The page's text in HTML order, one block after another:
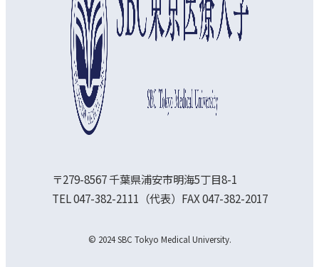
〒279-8567 千葉県浦安市明海5丁目8-1
TEL 047-382-2111（代表）FAX 047-382-2017
© 2024 SBC Tokyo Medical University.